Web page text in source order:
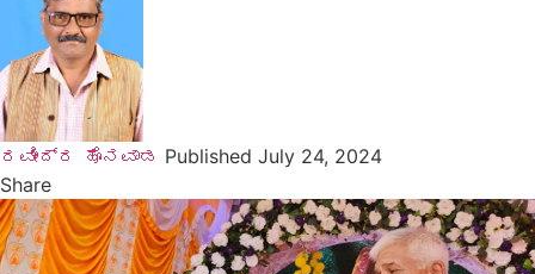
ರವೀಂದ್ರ ಹೊನವಾಡ Published July 24, 2024
Share